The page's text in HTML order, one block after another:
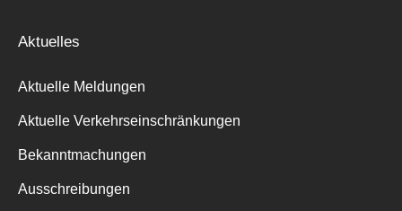
Aktuelles
Aktuelle Meldungen
Aktuelle Verkehrseinschränkungen
Bekanntmachungen
Ausschreibungen